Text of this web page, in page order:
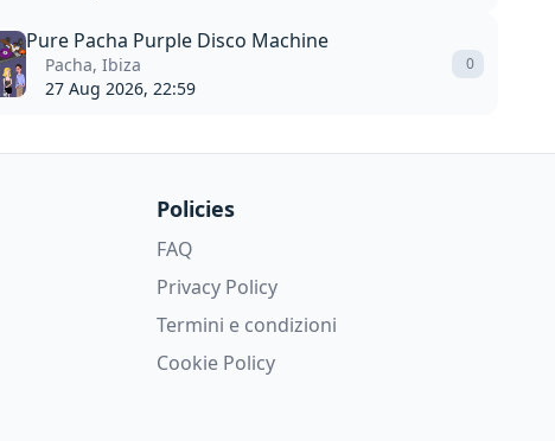
Pure Pacha Purple Disco Machine
Pacha, Ibiza
27 Aug 2026, 22:59
0
Policies
FAQ
Privacy Policy
Termini e condizioni
Cookie Policy